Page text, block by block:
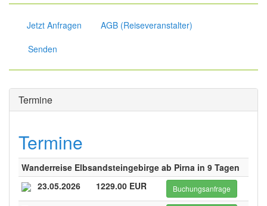
Jetzt Anfragen
AGB (Reiseveranstalter)
Senden
Termine
Termine
Wanderreise Elbsandsteingebirge ab Pirna in 9 Tagen
23.05.2026
1229.00 EUR Buchungsanfrage